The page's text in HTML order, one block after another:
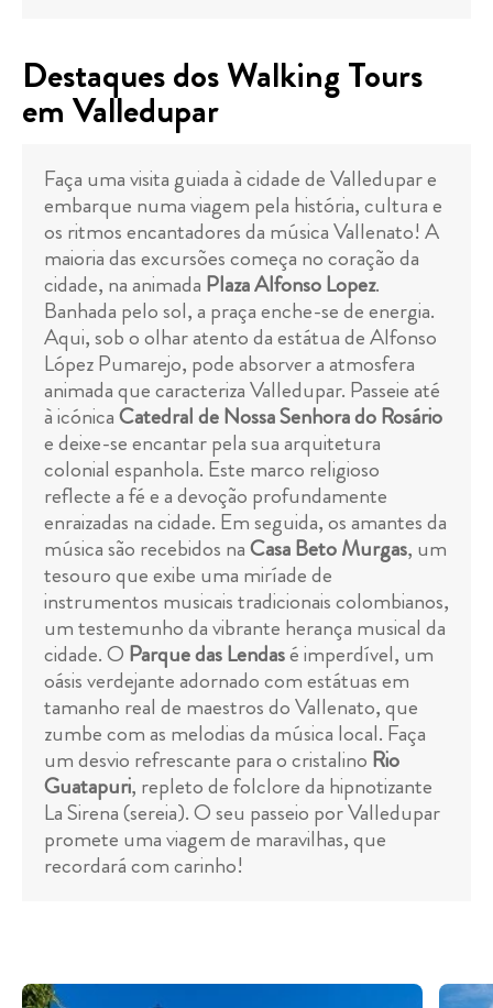
Destaques dos Walking Tours
em Valledupar
Faça uma visita guiada à cidade de Valledupar e
embarque numa viagem pela história, cultura e
os ritmos encantadores da música Vallenato! A
maioria das excursões começa no coração da
cidade, na animada Plaza Alfonso Lopez.
Banhada pelo sol, a praça enche-se de energia.
Aqui, sob o olhar atento da estátua de Alfonso
López Pumarejo, pode absorver a atmosfera
animada que caracteriza Valledupar. Passeie até
à icónicaCatedral de Nossa Senhora do Rosário
e deixe-se encantar pela sua arquitetura
colonial espanhola. Este marco religioso
reflecte a fé e a devoção profundamente
enraizadas na cidade. Em seguida, os amantes da
música são recebidos naCasa Beto Murgas, um
tesouro que exibe uma miríade de
instrumentos musicais tradicionais colombianos,
um testemunho da vibrante herança musical da
cidade. O Parque das Lendasé imperdível, um
oásis verdejante adornado com estátuas em
tamanho real de maestros do Vallenato, que
zumbe com as melodias da música local. Faça
um desvio refrescante para o cristalino Rio
Guatapuri, repleto de folclore da hipnotizante
La Sirena (sereia). O seu passeio por Valledupar
promete uma viagem de maravilhas, que
recordará com carinho!